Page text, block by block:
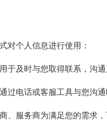
对个人信息进行使用：
于及时与您取得联系，沟
过电话或客服工具与您沟
、服务商为满足您的需求